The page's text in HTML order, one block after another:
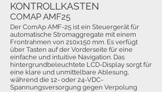
Der ComAp AMF-25 ist ein Steuergerät für
automatische Stromaggregate mit einem
Frontrahmen von 210x150 mm. Es verfügt
über Tasten auf der Vorderseite für eine
einfache und intuitive Navigation. Das
hintergrundbeleuchtete LCD-Display sorgt für
eine klare und unmittelbare Ablesung,
während die 12- oder 24-VDC-
Spannungsversorgung gegen Verpolung
KONTROLLKASTEN
COMAP AMF25